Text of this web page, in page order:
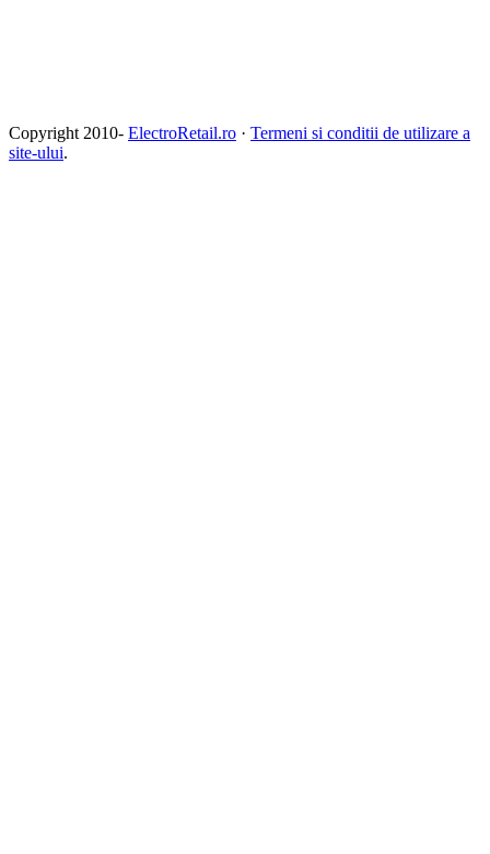
Copyright 2010- ElectroRetail.ro · Termeni si conditii de utilizare a
site-ului.